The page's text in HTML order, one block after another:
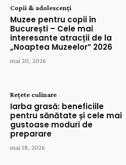
Copii & adolescenți
Muzee pentru copii în
București – Cele mai
interesante atracții de la
„Noaptea Muzeelor” 2026
mai 20, 2026
Rețete culinare
Iarba grasă: beneficiile
pentru sănătate și cele mai
gustoase moduri de
preparare
mai 18, 2026